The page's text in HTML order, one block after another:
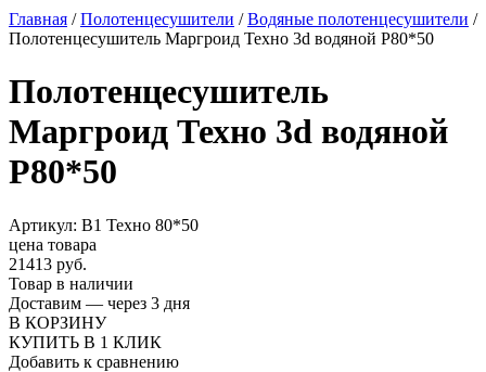
Главная /Полотенцесушители /Водяные полотенцесушители /
Полотенцесушитель Маргроид Техно 3d водяной Р80*50
Полотенцесушитель
Маргроид Техно 3d водяной
Р80*50
Артикул: В1 Техно 80*50
цена товара
21413 руб.
Товар в наличии
Доставим — через 3 дня
В КОРЗИНУ
КУПИТЬ В 1 КЛИК
Добавить к сравнению